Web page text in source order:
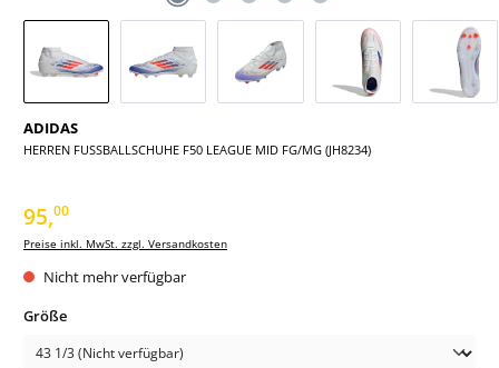
ADIDAS
HERREN FUSSBALLSCHUHE F50 LEAGUE MID FG/MG (JH8234)
95,00
Preise inkl. MwSt. zzgl. Versandkosten
Nicht mehr verfügbar
Größeauswählen